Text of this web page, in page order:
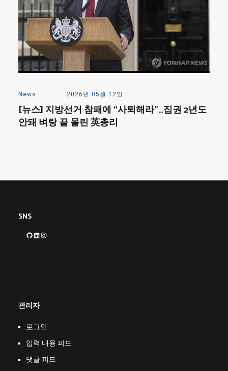
News 2026년 05월 12일
[뉴스] 지방선거 참패에 “사퇴해라”…집권 2년도
안돼 벼랑 끝 몰린 英총리
SNS
GitHubLinkedIn
관리자
로그인
입력 내용 피드
댓글 피드